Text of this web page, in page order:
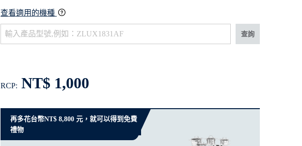
查看適用的機種
查詢
RCP: NT$ 1,000
再多花台幣NT$ 8,800 元，就可以得到免費
禮物